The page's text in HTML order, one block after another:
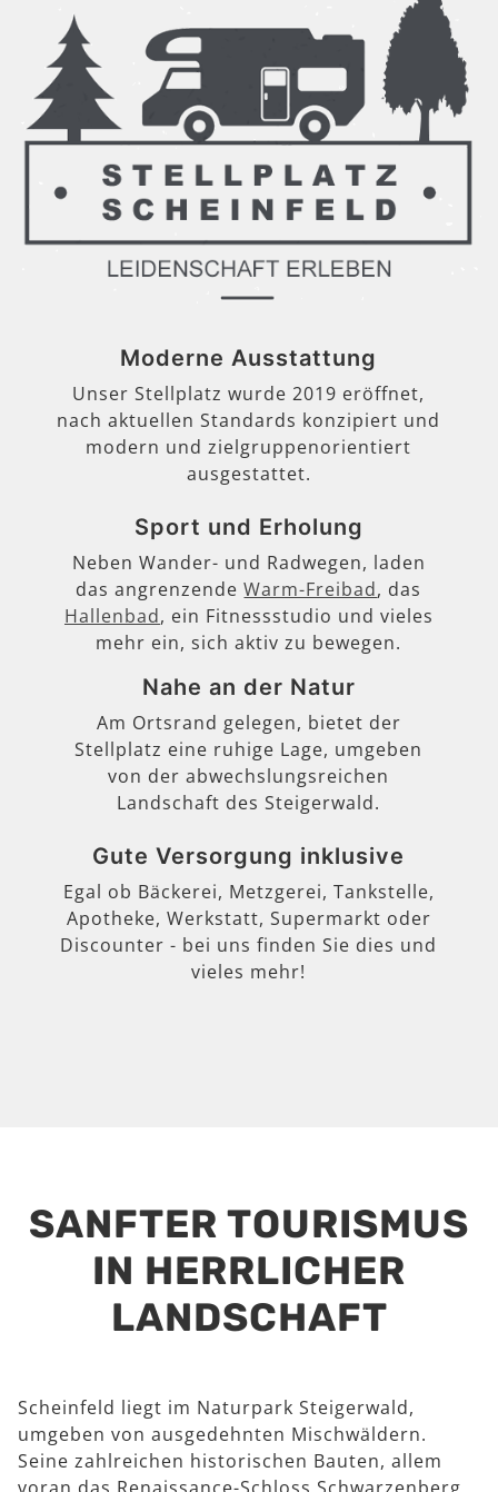
Moderne Ausstattung
Unser Stellplatz wurde 2019 eröffnet,
nach aktuellen Standards konzipiert und
modern und zielgruppenorientiert
ausgestattet.
Sport und Erholung
Neben Wander- und Radwegen, laden
das angrenzendeWarm-Freibad, das
Hallenbad, ein Fitnessstudio und vieles
mehr ein, sich aktiv zu bewegen.
Nahe an der Natur
Am Ortsrand gelegen, bietet der
Stellplatz eine ruhige Lage, umgeben
von der abwechslungsreichen
Landschaft des Steigerwald.
Gute Versorgung inklusive
Egal ob Bäckerei, Metzgerei, Tankstelle,
Apotheke, Werkstatt, Supermarkt oder
Discounter - bei uns finden Sie dies und
vieles mehr!
SANFTER TOURISMUS
IN HERRLICHER
LANDSCHAFT
Scheinfeld liegt im Naturpark Steigerwald,
umgeben von ausgedehnten Mischwäldern.
Seine zahlreichen historischen Bauten, allem